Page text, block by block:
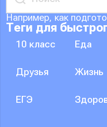
Например, как
Теги для
10 класс
Друзья
ЕГЭ
Еда
Жизнь